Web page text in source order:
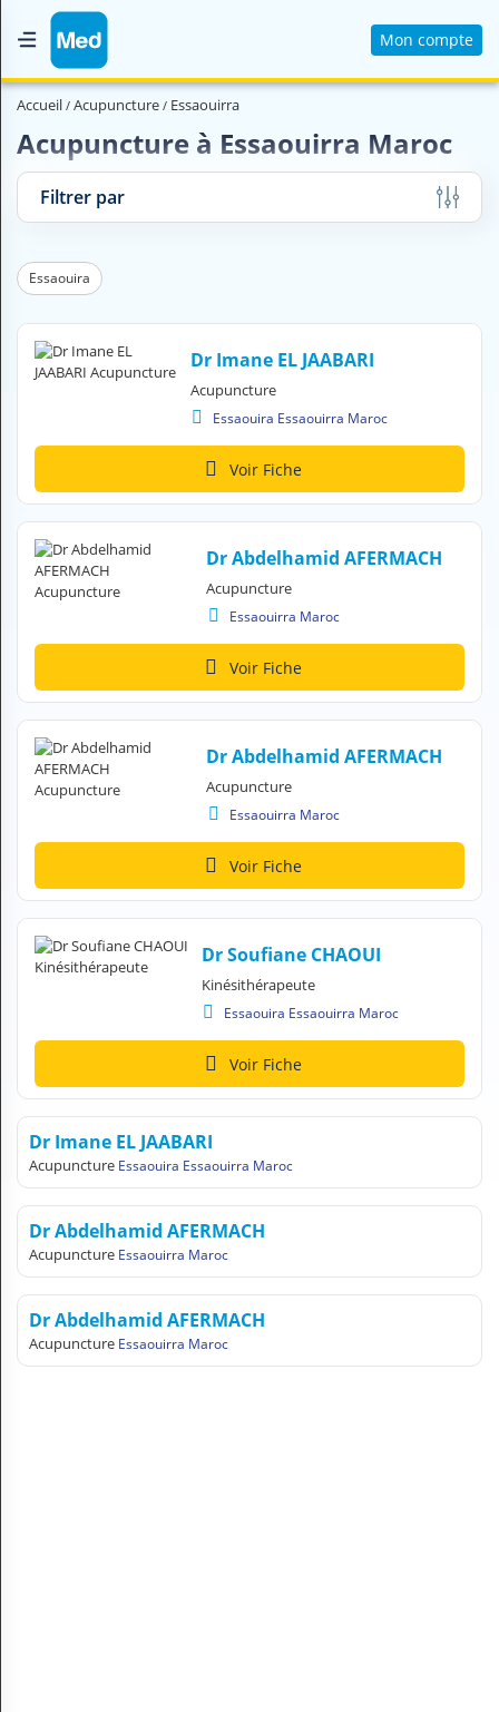
Mon compte
Accueil
Magazine Médical
Nous contacter
V
H
Professionnel de santé
Médicament
Questions médicales
M
M
P
T
E
FR Français
Se connecter
Accueil Acupuncture Essaouirra
Acupuncture à Essaouirra Maroc
Filtrer par
Essaouira
Dr Imane EL JAABARI
Acupuncture
Essaouira Essaouirra Maroc
Voir Fiche
Dr Abdelhamid AFERMACH
Acupuncture
Essaouirra Maroc
Voir Fiche
Dr Abdelhamid AFERMACH
Acupuncture
Essaouirra Maroc
Voir Fiche
Dr Soufiane CHAOUI
Kinésithérapeute
Essaouira Essaouirra Maroc
Voir Fiche
Dr Imane EL JAABARI
Acupuncture Essaouira Essaouirra Maroc
Dr Abdelhamid AFERMACH
Acupuncture Essaouirra Maroc
Dr Abdelhamid AFERMACH
Acupuncture Essaouirra Maroc